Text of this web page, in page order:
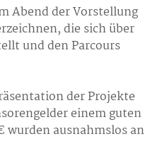
Abend der Vorstellung
die sich über
und den Parcours
der Projekte
einem guten
wurden ausnahmslos an